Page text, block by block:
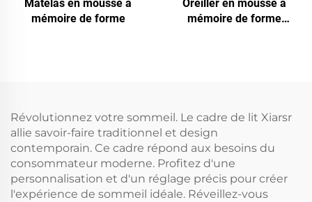
Matelas en mousse à
mémoire de forme
Oreiller en mousse à
mémoire de forme
Révolutionnez votre sommeil. Le cadre de lit Xiarsr
allie savoir-faire traditionnel et design
contemporain. Ce cadre répond aux besoins du
consommateur moderne. Profitez d'une
personnalisation et d'un réglage précis pour créer
l'expérience de sommeil idéale. Réveillez-vous